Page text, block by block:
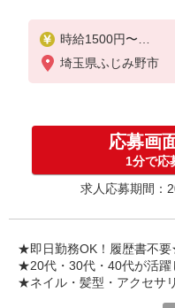
時給1500円〜
※残業代支給
★交通費別途支給（
入社祝い金10万円
お友達を紹介頂くと,
インセンティブ支給
゜・。○。・゜+゜
埼玉県ふじみ野市
応募画
1分で応
求人応募期間：
★即日勤務OK！履歴書不
★20代・30代・40代が活躍
★ネイル・髪型・アクセサ